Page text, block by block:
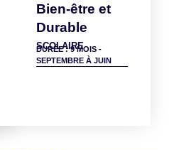
Bien-être et
Durable
SCOLAIRE
DURÉE : 9 MOIS -
SEPTEMBRE À JUIN